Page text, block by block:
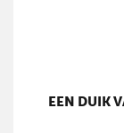
EEN DUIK